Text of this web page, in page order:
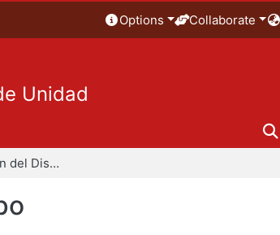
Options Collaborate
Unidad
Libros - Evaluación del Diseño en el Tiempo